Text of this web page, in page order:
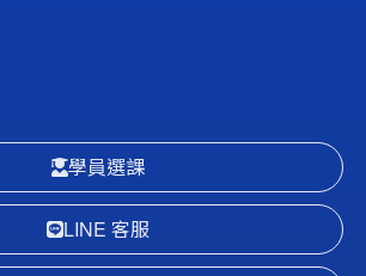
學員選課
LINE 客服